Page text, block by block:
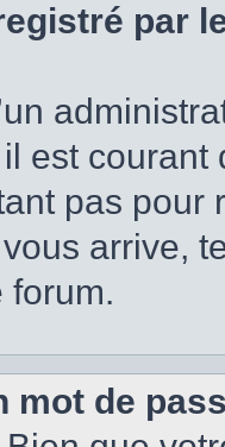
par
est
pas
arrive,
forum.
mot de